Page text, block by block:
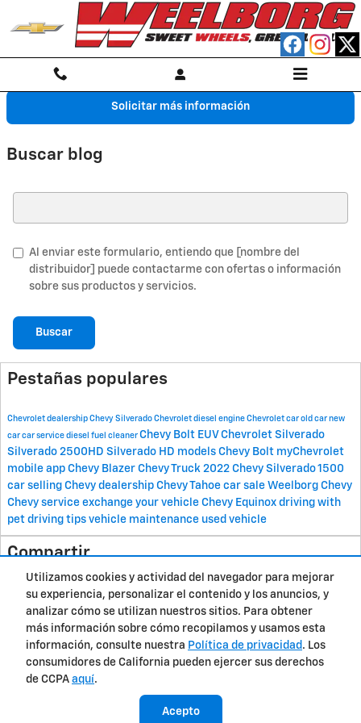
Utilizamos cookies y actividad del navegador para mejorar
su experiencia, personalizar el contenido y los anuncios, y
analizar cómo se utilizan nuestros sitios. Para obtener
más información sobre cómo recopilamos y usamos esta
información, consulte nuestra Política de privacidad . Los
consumidores de California pueden ejercer sus derechos
de CCPA aquí.
Acepto
Saltar al contenido principal
Solicitar más información
Buscar blog
Al enviar este formulario, entiendo que [nombre del
distribuidor] puede contactarme con ofertas o información
sobre sus productos y servicios.
Buscar
Pestañas populares
Chevrolet dealership Chevy Silverado Chevrolet diesel engine Chevrolet car old car new
car car service diesel fuel cleaner Chevy Bolt EUV Chevrolet Silverado
Silverado 2500HD Silverado HD models Chevy Bolt myChevrolet
mobile app Chevy Blazer Chevy Truck 2022 Chevy Silverado 1500
car selling Chevy dealership Chevy Tahoe car sale Weelborg Chevy
Chevy service exchange your vehicle Chevy Equinox driving with
pet driving tips vehicle maintenance used vehicle
Compartir